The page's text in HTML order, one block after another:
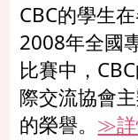
CBC的學生
2008年全國
比賽中，
際交流協會
的榮譽。 ≫詳